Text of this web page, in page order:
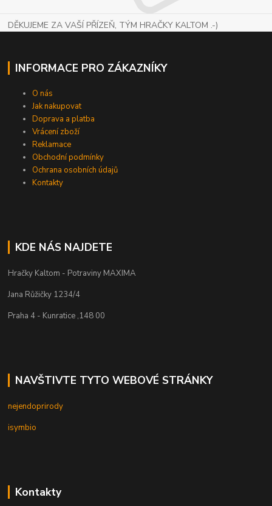
DĚKUJEME ZA VAŠÍ PŘÍZEŇ, TÝM HRAČKY KALTOM .-)
INFORMACE PRO ZÁKAZNÍKY
O nás
Jak nakupovat
Doprava a platba
Vrácení zboží
Reklamace
Obchodní podmínky
Ochrana osobních údajů
Kontakty
KDE NÁS NAJDETE
Hračky Kaltom - Potraviny MAXIMA
Jana Růžičky 1234/4
Praha 4 - Kunratice ,148 00
NAVŠTIVTE TYTO WEBOVÉ STRÁNKY
nejendoprirody
isymbio
Kontakty